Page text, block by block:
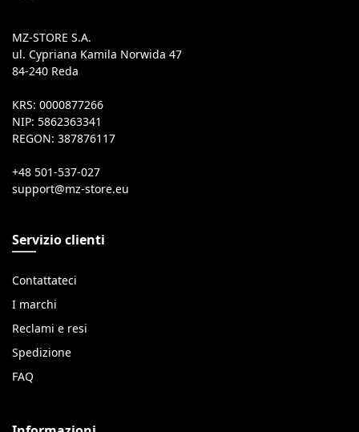
MZ-STORE S.A.
ul. Cypriana Kamila Norwida 47
84-240 Reda
KRS: 0000877266
NIP: 5862363341
REGON: 387876117
+48 501-537-027
Servizio clienti
Contattateci
I marchi
Reclami e resi
Spedizione
FAQ